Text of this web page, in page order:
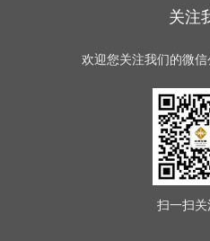
关注
欢迎您关注我们的微
扫一扫